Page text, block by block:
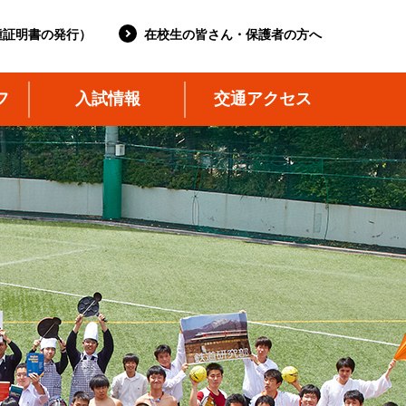
明書の発行） 在校生の皆さん・保護者の方へ
入試情報 交通アクセス